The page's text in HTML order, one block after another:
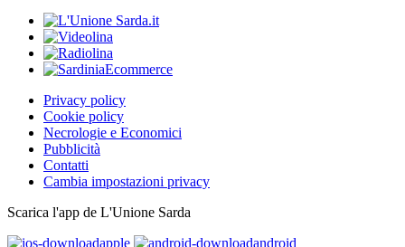
Privacy policy
Cookie policy
Necrologie e Economici
Pubblicità
Contatti
Cambia impostazioni privacy
Scarica l'app de L'Unione Sarda
apple
android